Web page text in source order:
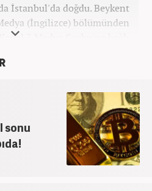
İstanbul'da doğdu. Beykent
(İngilizce) bölümünden
7 Medya Grubu'na bağlı
sonu